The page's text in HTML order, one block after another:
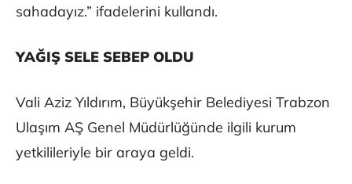
sahadayız.” ifadelerini kullandı.
YAĞIŞ SELE SEBEP OLDU
Vali Aziz Yıldırım, Büyükşehir Belediyesi Trabzon
Ulaşım AŞ Genel Müdürlüğünde ilgili kurum
yetkilileriyle bir araya geldi.